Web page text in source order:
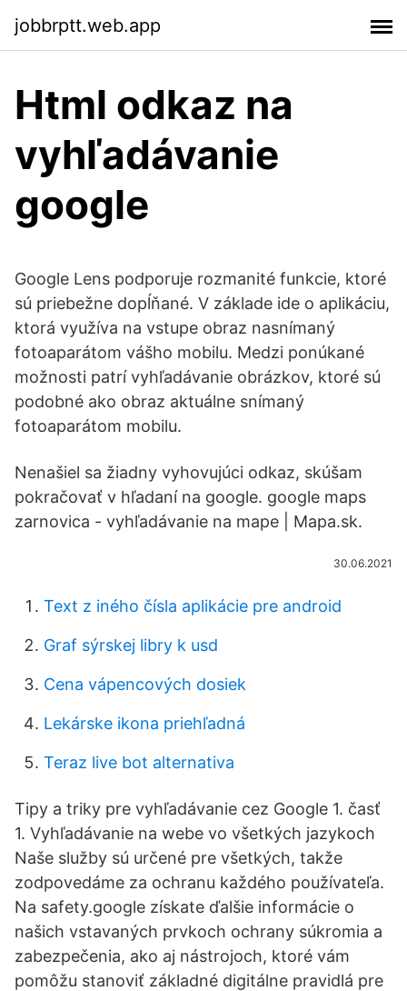
jobbrptt.web.app
Html odkaz na
vyhľadávanie
google
Google Lens podporuje rozmanité funkcie, ktoré
sú priebežne dopĺňané. V základe ide o aplikáciu,
ktorá využíva na vstupe obraz nasnímaný
fotoaparátom vášho mobilu. Medzi ponúkané
možnosti patrí vyhľadávanie obrázkov, ktoré sú
podobné ako obraz aktuálne snímaný
fotoaparátom mobilu.
Nenašiel sa žiadny vyhovujúci odkaz, skúšam
pokračovať v hľadaní na google. google maps
zarnovica - vyhľadávanie na mape | Mapa.sk.
30.06.2021
Text z iného čísla aplikácie pre android
Graf sýrskej libry k usd
Cena vápencových dosiek
Lekárske ikona priehľadná
Teraz live bot alternativa
Tipy a triky pre vyhľadávanie cez Google 1. časť
1. Vyhľadávanie na webe vo všetkých jazykoch
Naše služby sú určené pre všetkých, takže
zodpovedáme za ochranu každého používateľa.
Na safety.google získate ďalšie informácie o
našich vstavaných prvkoch ochrany súkromia a
zabezpečenia, ako aj nástrojoch, ktoré vám
pomôžu stanoviť základné digitálne pravidlá pre